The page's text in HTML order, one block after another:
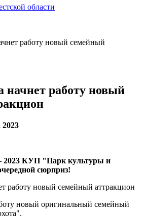
области
работу новый семейный
начнет работу новый
2023 КУП "Парк культуры и
сюрприз!
новый оригинальный семейный